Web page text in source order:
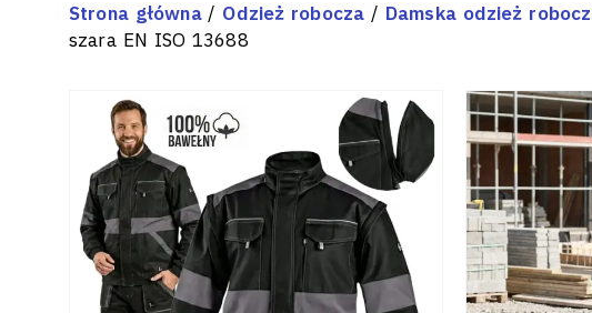
Strona główna/ Odzież robocza / Damska odzież
szara EN ISO 13688